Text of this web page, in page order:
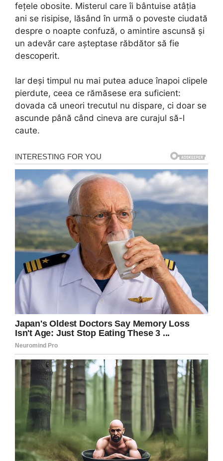
fețele obosite. Misterul care îi bântuise atâția
ani se risipise, lăsând în urmă o poveste ciudată
despre o noapte confuză, o amintire ascunsă și
un adevăr care așteptase răbdător să fie
descoperit.
Iar deși timpul nu mai putea aduce înapoi clipele
pierdute, ceea ce rămăsese era suficient:
dovada că uneori trecutul nu dispare, ci doar se
ascunde până când cineva are curajul să-l
caute.